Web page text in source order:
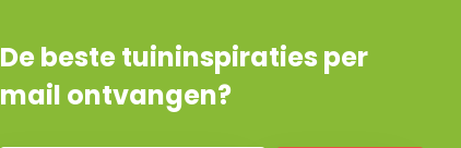
De beste tuininspiraties per
mail ontvangen?